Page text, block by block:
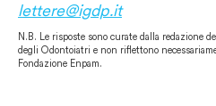
lettere@igdp.it
N.B. Le risposte sono curate dalla redazione
degli Odontoiatri e non riflettono
Fondazione Enpam.